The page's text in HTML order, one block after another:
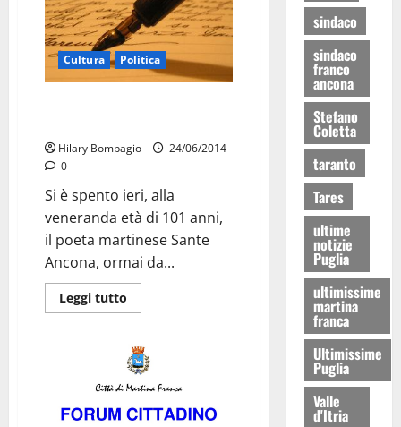
Cultura Politica
Hilary Bombagio
24/06/2014
0
Si è spento ieri, alla
veneranda età di 101 anni,
il poeta martinese Sante
Ancona, ormai da...
Leggi tutto
sindaco
sindaco
franco
ancona
Stefano
Coletta
taranto
Tares
ultime
notizie
Puglia
ultimissime
martina
franca
Ultimissime
Puglia
Valle
d'Itria